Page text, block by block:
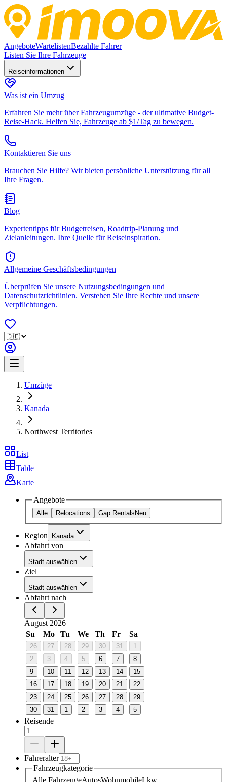
AngeboteWartelistenBezahlte Fahrer
Listen Sie Ihre Fahrzeuge
Reiseinformationen
Was ist ein Umzug
Erfahren Sie mehr über Fahrzeugumzüge - der ultimative Budget-
Reise-Hack. Helfen Sie, Fahrzeuge ab $1/Tag zu bewegen.
Kontaktieren Sie uns
Brauchen Sie Hilfe? Wir bieten persönliche Unterstützung für all
Ihre Fragen.
Blog
Expertentipps für Budgetreisen, Roadtrip-Planung und
Zielanleitungen. Ihre Quelle für Reiseinspiration.
Allgemeine Geschäftsbedingungen
Überprüfen Sie unsere Nutzungsbedingungen und
Datenschutzrichtlinien. Verstehen Sie Ihre Rechte und unsere
Verpflichtungen.
Umzüge
Kanada
Northwest Territories
List
Table
Karte
Angebote
Alle Relocations Gap Rentals Neu
Region Kanada
Abfahrt von
Stadt auswählen
Ziel
Stadt auswählen
Abfahrt nach
August 2026
Su
Mo Tu We Th Fr Sa
26 27 28 29 30 31
1
2
3 4 5 6 7
8
9
10 11 12 13 14
15
16
17 18 19 20 21
22
23
24 25 26 27 28
29
30
31 1 2 3 4 5
Reisende
Fahreralter
Fahrzeugkategorie
Alle FahrzeugeAutosWohnmobileLkw